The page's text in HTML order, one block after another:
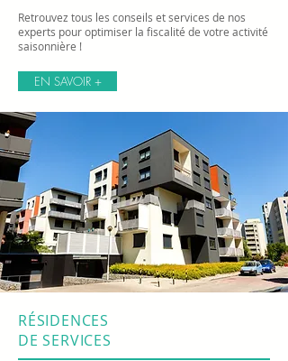
Retrouvez tous les conseils et services de nos
experts pour optimiser la fiscalité de votre activité
saisonnière !
EN SAVOIR +
RÉSIDENCES
DE SERVICES